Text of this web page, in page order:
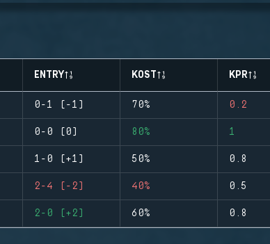
ENTRY KOST KPR
0-1 (-1) 70% 0.2
0-0 (0) 80% 1
1-0 (+1) 50% 0.8
2-4 (-2) 40% 0.5
2-0 (+2) 60% 0.8